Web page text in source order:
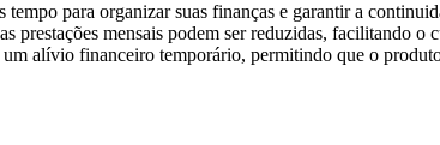
tempo para organizar suas finanças e garantir a
prestações mensais podem ser reduzidas, facilitando
alívio financeiro temporário, permitindo que o